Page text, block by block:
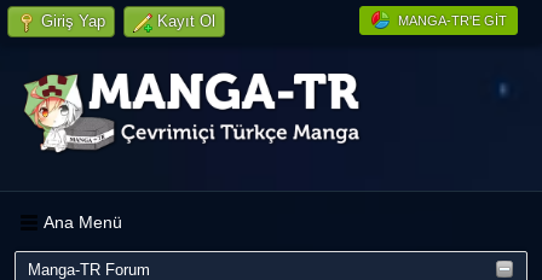
MANGA-TR'E GIT
Giriş Yap Kayıt Ol
Ana Menü
Manga-TR Forum